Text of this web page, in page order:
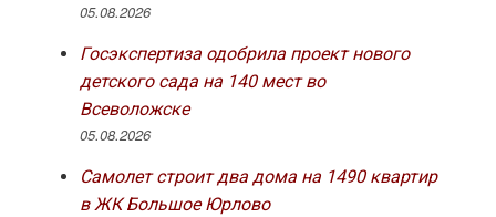
05.08.2026
Госэкспертиза одобрила проект нового
детского сада на 140 мест во
Всеволожске
05.08.2026
Самолет строит два дома на 1490 квартир
в ЖК Большое Юрлово